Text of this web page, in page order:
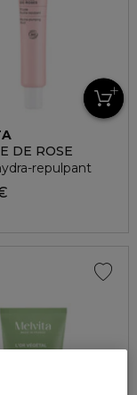
DE ROSE
repulpant